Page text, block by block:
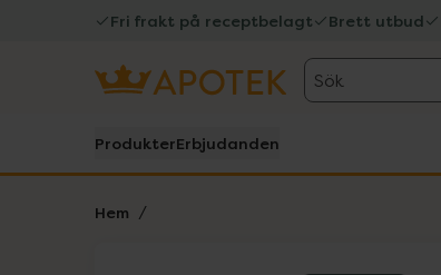
Fri frakt på receptbelagt Brett utbud
Sök
ProdukterErbjudanden
Hem